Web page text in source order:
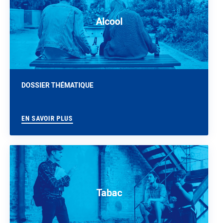
Alcool
DOSSIER THÉMATIQUE
EN SAVOIR PLUS
Tabac